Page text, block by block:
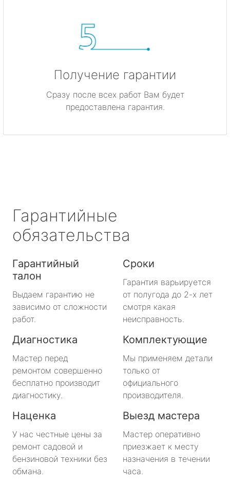
Получение гарантии
Сразу после всех работ Вам будет
предоставлена гарантия.
Гарантийные
обязательства
Гарантийный
талон
Выдаем гарантию не
зависимо от сложности
работ.
Сроки
Гарантия варьируется
от полугода до 2-х лет
смотря какая
неисправность.
Диагностика
Мастер перед
ремонтом совершенно
бесплатно производит
диагностику.
Комплектующие
Мы применяем детали
только от
официального
производителя.
Наценка
У нас честные цены за
ремонт садовой и
бензиновой техники без
обмана.
Выезд мастера
Мастер оперативно
приезжает к месту
назначения в течении
часа.